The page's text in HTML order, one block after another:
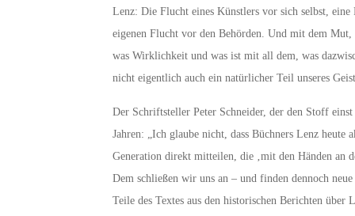
Lenz: Die Flucht eines Künstlers vor sich selbst,
eigenen Flucht vor den Behörden. Und mit dem
was Wirklichkeit und was ist mit all dem, was
nicht eigentlich auch ein natürlicher Teil unseres
Der Schriftsteller Peter Schneider, der den Stoff
Jahren: „Ich glaube nicht, dass Büchners Lenz
Generation direkt mitteilen, die ‚mit den Händen an
Dem schließen wir uns an – und finden dennoch
Teile des Textes aus den historischen Berichten